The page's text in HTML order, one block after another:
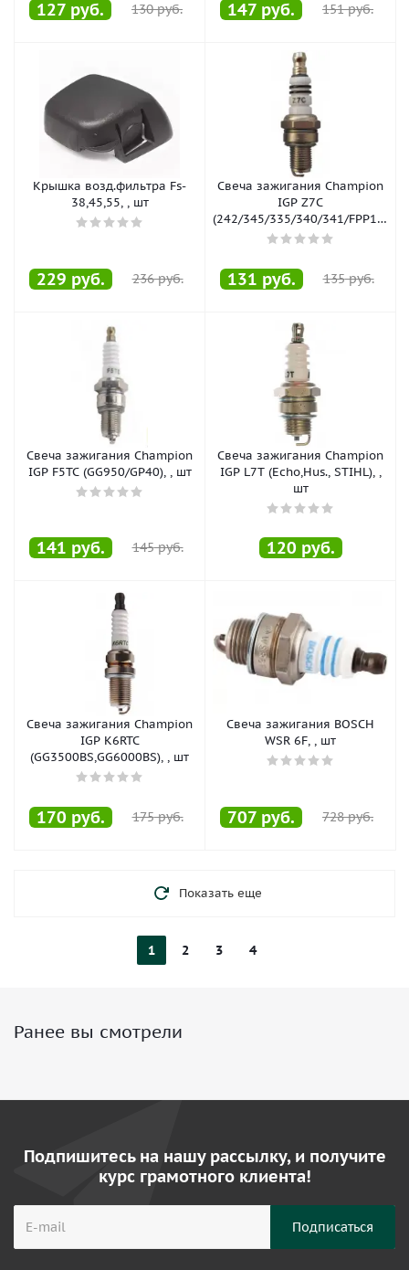
127 руб. 130руб. 147 руб. 151руб.
Крышка возд.фильтра Fs-
38,45,55, , шт
229 руб. 236руб.
Свеча зажигания Champion
IGP Z7C
(242/345/335/340/341/FPP10A/
, шт
131 руб. 135руб.
Свеча зажигания Champion
IGP F5TC (GG950/GP40), , шт
141 руб. 145руб.
Свеча зажигания Champion
IGP L7T (Echo,Hus., STIHL), ,
шт
120 руб.
Свеча зажигания Champion
IGP K6RTC
(GG3500BS,GG6000BS), , шт
170 руб. 175руб.
Свеча зажигания BOSCH
WSR 6F, , шт
707 руб. 728руб.
Показать еще
1 2 3 4
Ранее вы смотрели
Подпишитесь на нашу рассылку, и получите
курс грамотного клиента!